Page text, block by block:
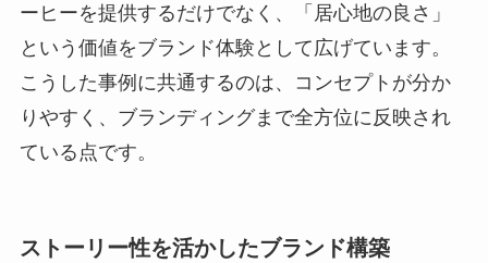
ーヒーを提供するだけでなく、「居心地の良さ」
という価値をブランド体験として広げています。
こうした事例に共通するのは、コンセプトが分か
りやすく、ブランディングまで全方位に反映され
ている点です。
ストーリー性を活かしたブランド構築